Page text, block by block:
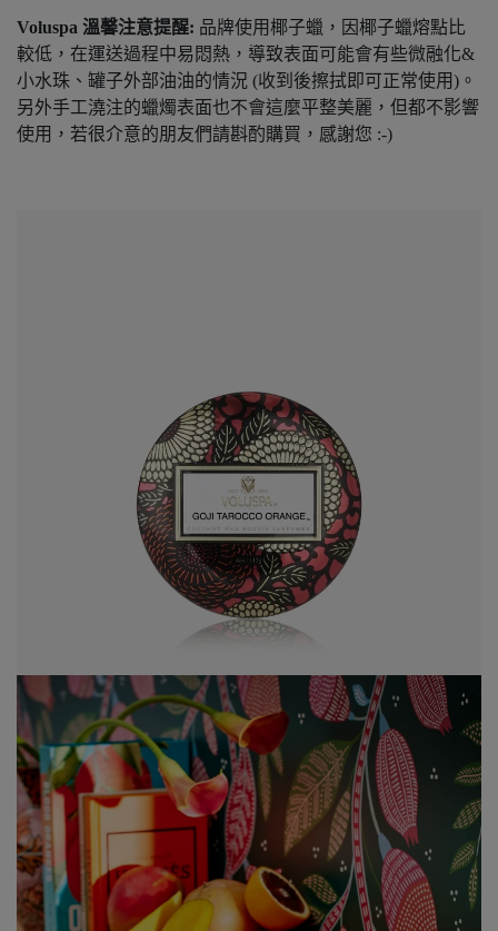
Voluspa 溫馨注意提醒: 品牌使用椰子蠟，因椰子蠟熔點比
較低，在運送過程中易悶熱，導致表面可能會有些微融化&
小水珠、罐子外部油油的情況 (收到後擦拭即可正常使用)。
另外手工澆注的蠟燭表面也不會這麼平整美麗，但都不影響
使用，若很介意的朋友們請斟酌購買，感謝您 :-)